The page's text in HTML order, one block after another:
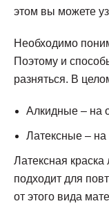
этом вы можете
Необходимо
Поэтому и
разняться. В
Алкидные – на
Латексные –
Латексная краска
подходит для
от этого вида